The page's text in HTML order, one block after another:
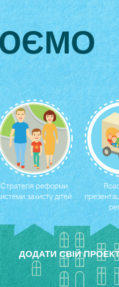
Стратегія реформи
захисту дітей
ДОДАТИ СВIЙ